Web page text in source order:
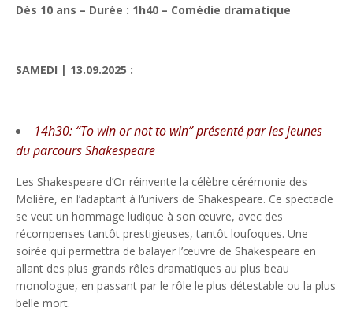
Dès 10 ans – Durée : 1h40 – Comédie dramatique
SAMEDI | 13.09.2025 :
14h30: “To win or not to win” présenté par les jeunes
du parcours Shakespeare
Les Shakespeare d’Or réinvente la célèbre cérémonie des
Molière, en l’adaptant à l’univers de Shakespeare. Ce spectacle
se veut un hommage ludique à son œuvre, avec des
récompenses tantôt prestigieuses, tantôt loufoques. Une
soirée qui permettra de balayer l’œuvre de Shakespeare en
allant des plus grands rôles dramatiques au plus beau
monologue, en passant par le rôle le plus détestable ou la plus
belle mort.